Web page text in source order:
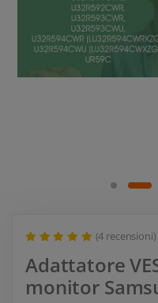
(4 recensioni)
Adattatore
monitor